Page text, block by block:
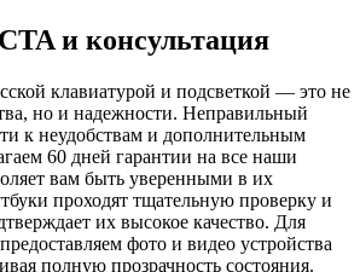
и консультация
клавиатурой и подсветкой — это не
но и надежности. Неправильный
к неудобствам и дополнительным
60 дней гарантии на все наши
вам быть уверенными в их
проходят тщательную проверку и
их высокое качество. Для
фото и видео устройства
полную прозрачность состояния.